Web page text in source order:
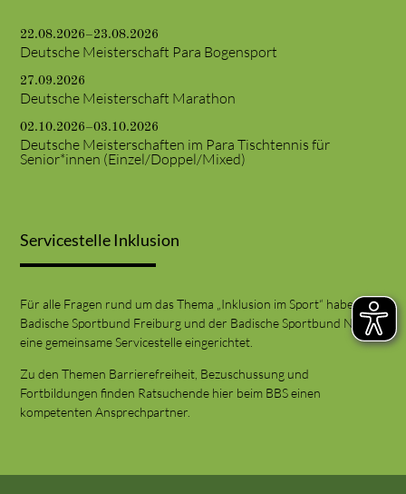
22.08.2026–23.08.2026
Deutsche Meisterschaft Para Bogensport
27.09.2026
Deutsche Meisterschaft Marathon
02.10.2026–03.10.2026
Deutsche Meisterschaften im Para Tischtennis für
Senior*innen (Einzel/Doppel/Mixed)
Servicestelle Inklusion
Für alle Fragen rund um das Thema „Inklusion im Sport“ haben der
Badische Sportbund Freiburg und der Badische Sportbund Nord
eine gemeinsame Servicestelle eingerichtet.
Zu den Themen Barrierefreiheit, Bezuschussung und
Fortbildungen finden Ratsuchende hier beim BBS einen
kompetenten Ansprechpartner.